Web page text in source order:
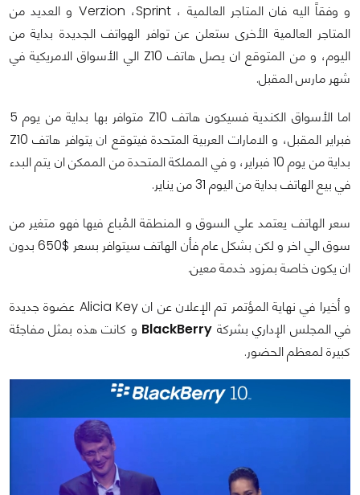
و وفقاً اليه فان المتاجر العالمية ،Sprint، Verzion و العديد من
المتاجر العالمية الأخرى ستعلن عن توافر الهواتف الجديدة بداية من
اليوم، و من المتوقع ان يصل هاتف Z10 الي الأسواق الامريكية في
شهر مارس المقبل.
اما الأسواق الكندية فسيكون هاتف Z10
متوافر بها بداية من يوم 5
فبراير المقبل، و الامارات العربية المتحدة فيتوقع ان يتوافر هاتف Z10
بداية من يوم 10 فبراير، و في المملكة المتحدة من الممكن ان يتم البدء
في بيع الهاتف بداية من اليوم 31 من يناير.
سعر الهاتف يعتمد علي السوق و المنطقة المُباع فيها فهو متغير من
سوق الي اخر و لكن بشكل عام فأن الهاتف سيتوافر بسعر 650$بدون
ان يكون خاصة بمزود خدمة معين.
و أخيرا في نهاية المؤتمر تم الإعلان عن ان Alicia Key عضوة جديدة
في المجلس الإداري بشركة BlackBerry و كانت هذه بمثل مفاجئة
كبيرة لمعظم الحضور.